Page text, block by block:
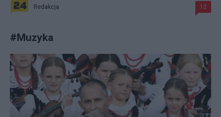
Redakcja 12
#Muzyka